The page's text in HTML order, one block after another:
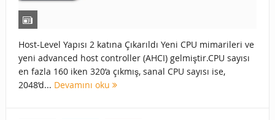
Host-Level Yapısı 2 katına Çıkarıldı Yeni CPU mimarileri ve
yeni advanced host controller (AHCI) gelmiştir.CPU sayısı
en fazla 160 iken 320’a çıkmış, sanal CPU sayısı ise,
2048’d... Devamını oku